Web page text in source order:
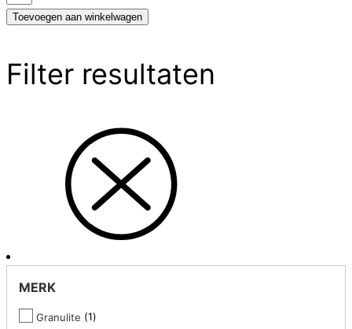
vaatwaszout
Toevoegen aan winkelwagen
Filter resultaten
MERK
Granulite
1